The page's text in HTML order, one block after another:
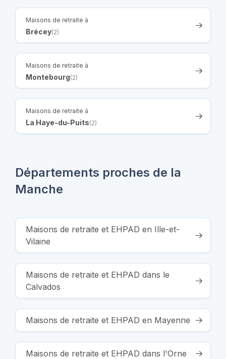
Maisons de retraite à
Brécey(2)
Maisons de retraite à
Montebourg(2)
Maisons de retraite à
La Haye-du-Puits(2)
Départements proches de la
Manche
Maisons de retraite et EHPAD en Ille-et-
Vilaine
Maisons de retraite et EHPAD dans le
Calvados
Maisons de retraite et EHPAD en Mayenne
Maisons de retraite et EHPAD dans l'Orne